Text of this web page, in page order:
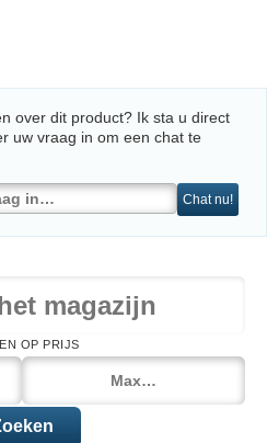
over dit product? Ik sta u direct
uw vraag in om een chat te
Chat nu!
OP PRIJS